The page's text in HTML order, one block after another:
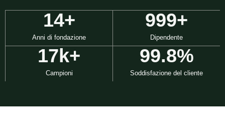
Anni di fondazione
15+
Dipendente
1,000+
Campioni
18k+
Soddisfazione del cliente
99.8%